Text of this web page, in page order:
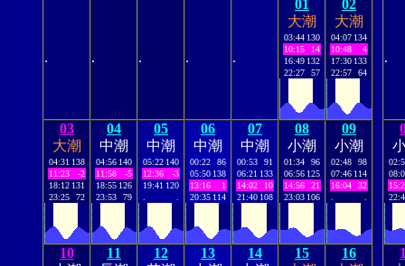
. . . . .
01
大潮
03:44 130
10:15
14
16:49 132
22:27
57
02
大潮
04:07 134
10:48
4
17:30 133
22:57
64
03
大潮
04:31 138
11:23
-2
18:12 131
23:25
72
04
中潮
04:56 140
11:58
-5
18:55 126
23:53
79
05
中潮
05:22 140
12:36
-3
19:41 120
06
中潮
00:22
86
05:50 138
13:16
1
20:35 114
07
中潮
00:53
91
06:21 133
14:02
10
21:40 108
08
小潮
01:34
96
06:56 125
14:56
21
23:03 106
09
小潮
02:48
98
07:46 114
16:04
32
10
11
12
13
14
15
16
.